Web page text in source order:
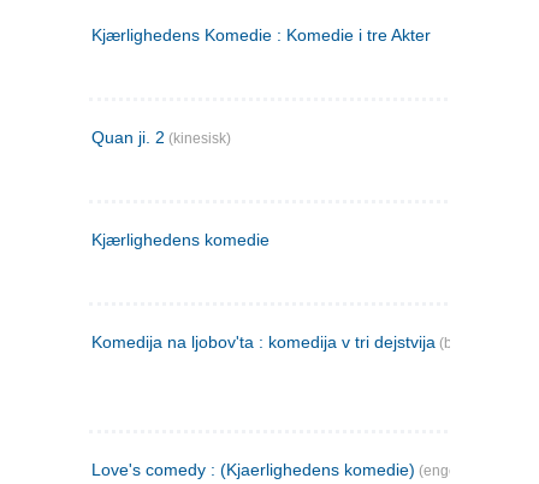
Kjærlighedens Komedie : Komedie i tre Akter
Quan ji. 2 (kinesisk)
Kjærlighedens komedie
Komedija na ljobov'ta : komedija v tri dejstvija (bulgarsk)
Love's comedy : (Kjaerlighedens komedie) (engelsk)